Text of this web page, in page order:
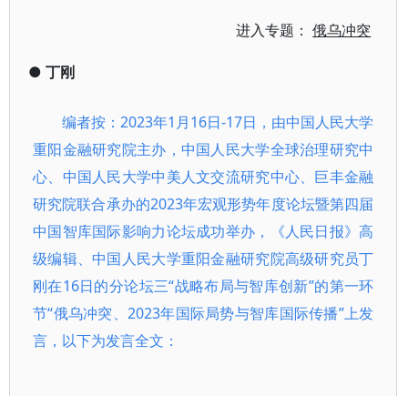
进入专题：俄乌冲突
● 丁刚
编者按：2023年1月16日-17日，由中国人民大学
重阳金融研究院主办，中国人民大学全球治理研究中
心、中国人民大学中美人文交流研究中心、巨丰金融
研究院联合承办的2023年宏观形势年度论坛暨第四届
中国智库国际影响力论坛成功举办，《人民日报》高
级编辑、中国人民大学重阳金融研究院高级研究员丁
刚在16日的分论坛三“战略布局与智库创新”的第一环
节“俄乌冲突、2023年国际局势与智库国际传播”上发
言，以下为发言全文：